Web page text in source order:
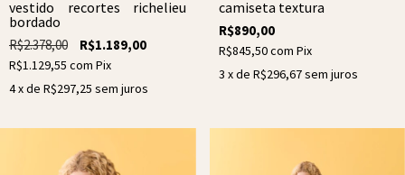
vestido recortes richelieu
bordado
R$2.378,00 R$1.189,00
R$1.129,55 com Pix
4x de R$297,25 sem juros
camiseta textura
R$890,00
R$845,50com Pix
3 x de R$296,67sem juros